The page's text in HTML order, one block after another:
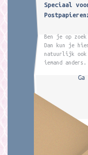
Speciaal
Ben je op
Dan kun je
natuurlijk ook
iemand anders.